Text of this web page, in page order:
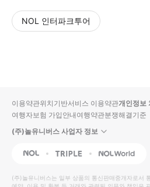
NOL 인터파크투어
입니
다.
높
동
순
상
이용약관위치기반서비스 이용약관개인정보
여행자보험 가입안내여행약관분쟁해결기준
(주)놀유니버스 사업자 정보
NOL Triple Interpark Global
(주)놀유니버스는 일부 상품의 통신판매중개자로서